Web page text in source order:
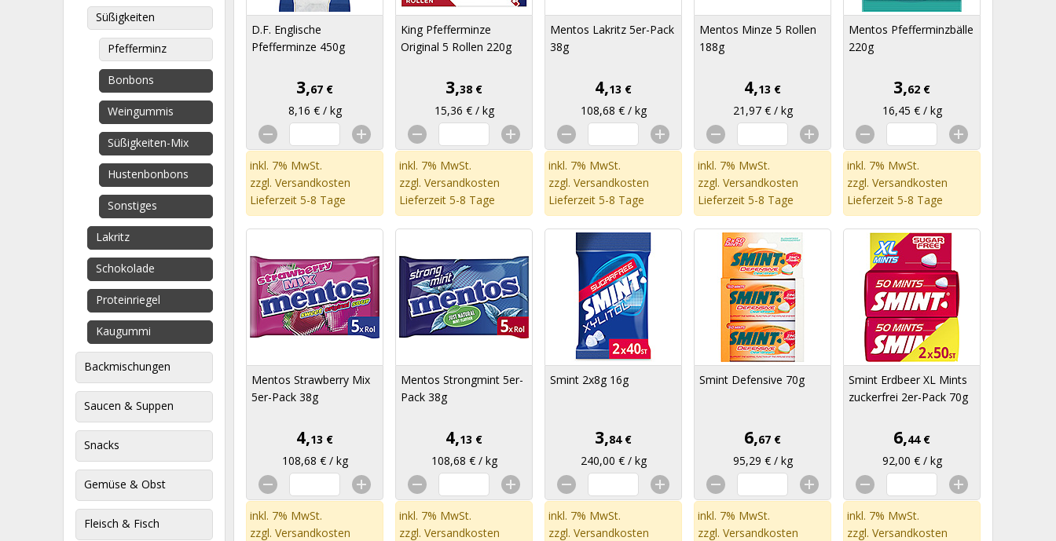
Süßigkeiten
Pfefferminz
Bonbons
Weingummis
Süßigkeiten-Mix
Hustenbonbons
Sonstiges
Lakritz
Schokolade
Proteinriegel
Kaugummi
Backmischungen
Saucen & Suppen
Snacks
Gemüse & Obst
Fleisch & Fisch
D.F. Englische
Pfefferminze 450g
3,67 €
8,16 € / kg
inkl. 7% MwSt.
zzgl. Versandkosten
Lieferzeit 5-8 Tage
King Pfefferminze
Original 5 Rollen 220g
3,38 €
15,36 € / kg
inkl. 7% MwSt.
zzgl. Versandkosten
Lieferzeit 5-8 Tage
Mentos Lakritz 5er-Pack
38g
4,13 €
108,68 € / kg
inkl. 7% MwSt.
zzgl. Versandkosten
Lieferzeit 5-8 Tage
Mentos Minze 5 Rollen
188g
4,13 €
21,97 € / kg
inkl. 7% MwSt.
zzgl. Versandkosten
Lieferzeit 5-8 Tage
Mentos Pfefferminzbälle
220g
3,62 €
16,45 € / kg
inkl. 7% MwSt.
zzgl. Versandkosten
Lieferzeit 5-8 Tage
Mentos Strawberry Mix
5er-Pack 38g
4,13 €
108,68 € / kg
inkl. 7% MwSt.
zzgl. Versandkosten
Mentos Strongmint 5er-
Pack 38g
4,13 €
108,68 € / kg
inkl. 7% MwSt.
zzgl. Versandkosten
Smint 2x8g 16g
3,84 €
240,00 € / kg
inkl. 7% MwSt.
zzgl. Versandkosten
Smint Defensive 70g
6,67 €
95,29 € / kg
inkl. 7% MwSt.
zzgl. Versandkosten
Smint Erdbeer XL Mints
zuckerfrei 2er-Pack 70g
6,44 €
92,00 € / kg
inkl. 7% MwSt.
zzgl. Versandkosten